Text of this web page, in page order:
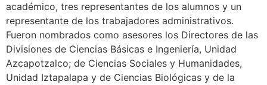
académico, tres representantes de los alumnos y un
representante de los trabajadores administrativos.
Fueron nombrados como asesores los Directores de las
Divisiones de Ciencias Básicas e Ingeniería, Unidad
Azcapotzalco; de Ciencias Sociales y Humanidades,
Unidad Iztapalapa y de Ciencias Biológicas y de la